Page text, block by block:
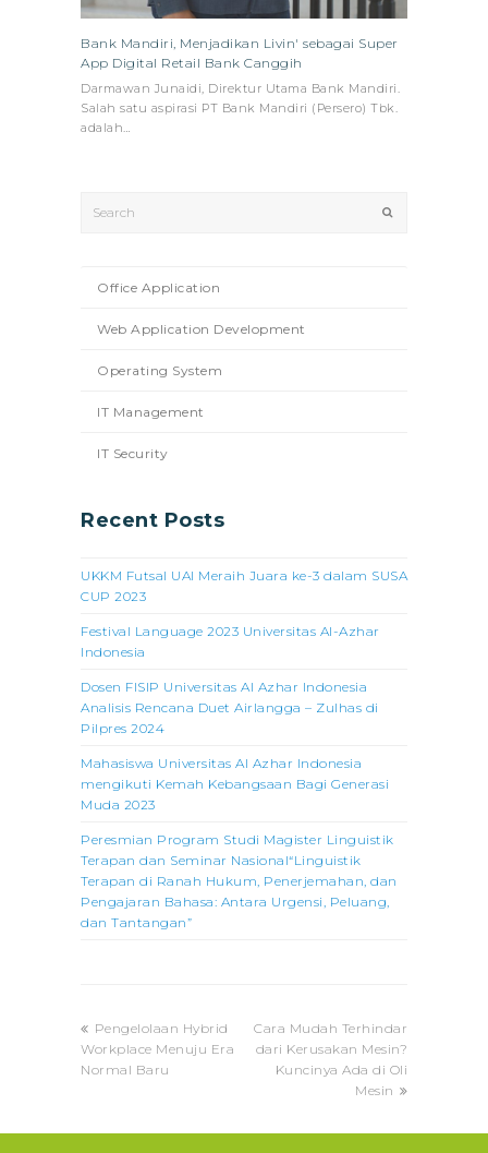
Bank Mandiri, Menjadikan Livin' sebagai Super
App Digital Retail Bank Canggih
Darmawan Junaidi, Direktur Utama Bank Mandiri.
Salah satu aspirasi PT Bank Mandiri (Persero) Tbk.
adalah…
Office Application
Web Application Development
Operating System
IT Management
IT Security
Recent Posts
UKKM Futsal UAI Meraih Juara ke-3 dalam SUSA
CUP 2023
Festival Language 2023 Universitas Al-Azhar
Indonesia
Dosen FISIP Universitas Al Azhar Indonesia
Analisis Rencana Duet Airlangga – Zulhas di
Pilpres 2024
Mahasiswa Universitas Al Azhar Indonesia
mengikuti Kemah Kebangsaan Bagi Generasi
Muda 2023
Peresmian Program Studi Magister Linguistik
Terapan dan Seminar Nasional“Linguistik
Terapan di Ranah Hukum, Penerjemahan, dan
Pengajaran Bahasa: Antara Urgensi, Peluang,
dan Tantangan”
previous
post:
Pengelolaan Hybrid
Workplace Menuju Era
Normal Baru
next
post:
Cara Mudah Terhindar
dari Kerusakan Mesin?
Kuncinya Ada di Oli
Mesin